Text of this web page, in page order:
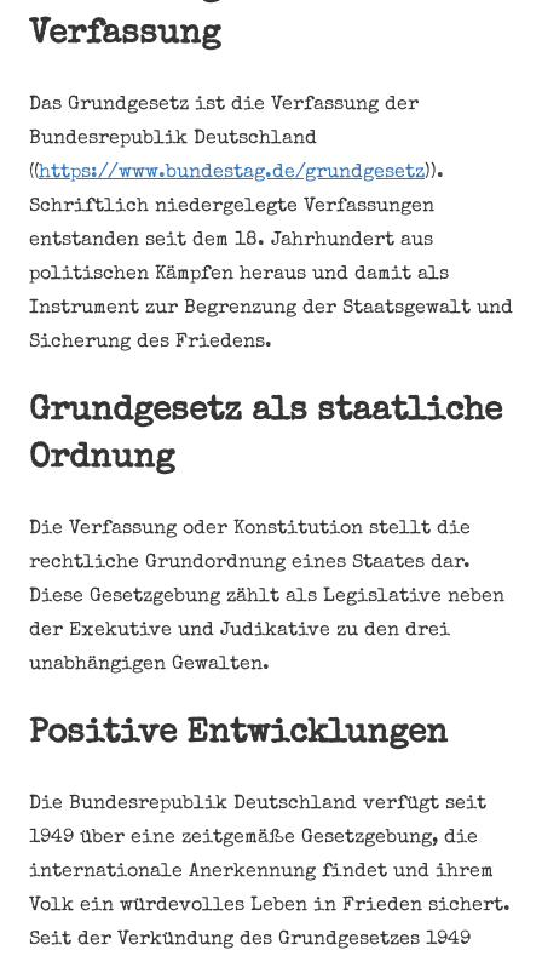
Verfassung
Das Grundgesetz ist die Verfassung der
Bundesrepublik Deutschland
((https://www.bundestag.de/grundgesetz)).
Schriftlich niedergelegte Verfassungen
entstanden seit dem 18. Jahrhundert aus
politischen Kämpfen heraus und damit als
Instrument zur Begrenzung der Staatsgewalt und
Sicherung des Friedens.
Grundgesetz als staatliche
Ordnung
Die Verfassung oder Konstitution stellt die
rechtliche Grundordnung eines Staates dar.
Diese Gesetzgebung zählt als Legislative neben
der Exekutive und Judikative zu den drei
unabhängigen Gewalten.
Positive Entwicklungen
Die Bundesrepublik Deutschland verfügt seit
1949 über eine zeitgemäße Gesetzgebung, die
internationale Anerkennung findet und ihrem
Volk ein würdevolles Leben in Frieden sichert.
Seit der Verkündung des Grundgesetzes 1949